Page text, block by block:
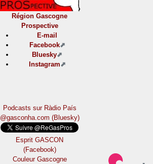
Région Gascogne
Prospective
E-mail
Facebook
Bluesky
Instagram
Podcasts sur Ràdio País
@gasconha.com (Bluesky)
Esprit GASCON
(Facebook)
Couleur Gascogne